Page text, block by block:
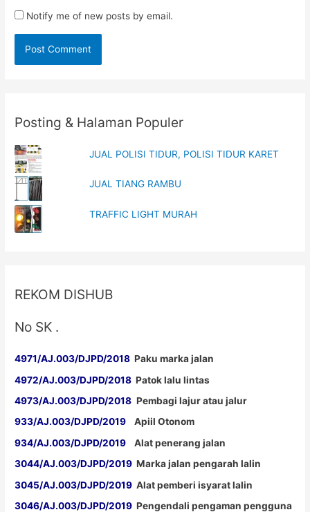
Notify me of new posts by email.
Posting & Halaman Populer
JUAL POLISI TIDUR, POLISI TIDUR KARET
JUAL TIANG RAMBU
TRAFFIC LIGHT MURAH
REKOM DISHUB
No SK .
4971/AJ.003/DJPD/2018 Paku marka jalan
4972/AJ.003/DJPD/2018 Patok lalu lintas
4973/AJ.003/DJPD/2018 Pembagi lajur atau jalur
933/AJ.003/DJPD/2019 Apiil Otonom
934/AJ.003/DJPD/2019 Alat penerang jalan
3044/AJ.003/DJPD/2019 Marka jalan pengarah lalin
3045/AJ.003/DJPD/2019 Alat pemberi isyarat lalin
3046/AJ.003/DJPD/2019 Pengendali pengaman pengguna